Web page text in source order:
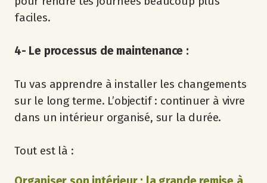
faciles.
4- Le processus de maintenance :
Tu vas apprendre à installer les changements
sur le long terme. L’objectif : continuer à vivre
dans un intérieur organisé, sur la durée.
Tout est là :